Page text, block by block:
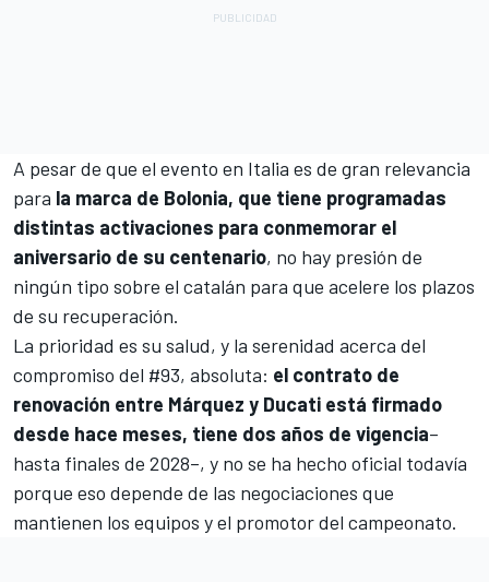
A pesar de que el evento en Italia es de gran relevancia
para la marca de Bolonia, que tiene programadas
distintas activaciones para conmemorar el
aniversario de su centenario, no hay presión de
ningún tipo sobre el catalán para que acelere los plazos
de su recuperación.
La prioridad es su salud, y la serenidad acerca del
compromiso del #93, absoluta: el contrato de
renovación entre Márquez y Ducati está firmado
desde hace meses, tiene dos años de vigencia–
hasta finales de 2028–, y no se ha hecho oficial todavía
porque eso depende de las negociaciones que
mantienen los equipos y el promotor del campeonato.